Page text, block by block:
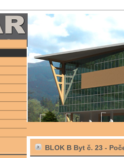
BLOK B Byt č. 23 -